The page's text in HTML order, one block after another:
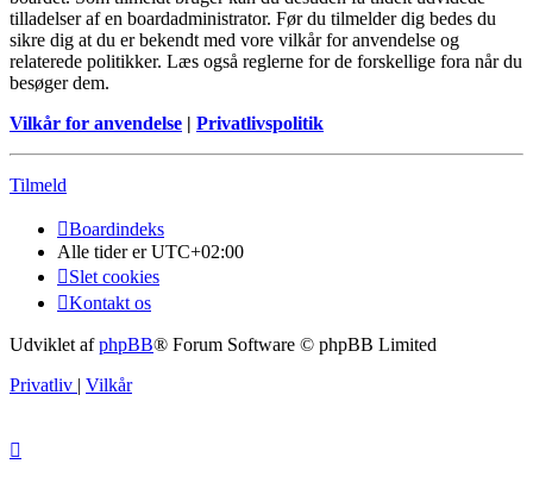
tilladelser af en boardadministrator. Før du tilmelder dig bedes du
sikre dig at du er bekendt med vore vilkår for anvendelse og
relaterede politikker. Læs også reglerne for de forskellige fora når du
besøger dem.
Vilkår for anvendelse | Privatlivspolitik
Tilmeld
Boardindeks
Alle tider erUTC+02:00
Slet cookies
Kontakt os
Udviklet afphpBB® Forum Software © phpBB Limited
Privatliv | Vilkår